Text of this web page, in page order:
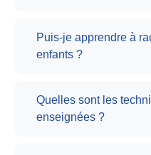
Puis-je apprendre à
enfants ?
Quelles sont les
enseignées ?